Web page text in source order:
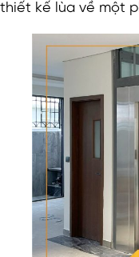
thiết kế lùa về một